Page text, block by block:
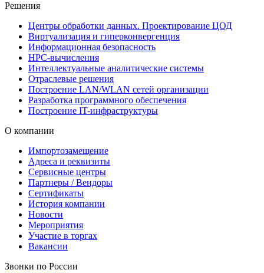
Решения
Центры обработки данных. Проектирование ЦОД
Виртуализация и гиперконвергенция
Информационная безопасность
HPC-вычисления
Интеллектуальные аналитические системы
Отраслевые решения
Построение LAN/WLAN сетей организации
Разработка программного обеспечения
Построение IT-инфраструктуры
О компании
Импортозамещение
Адреса и реквизиты
Сервисные центры
Партнеры / Вендоры
Сертификаты
История компании
Новости
Мероприятия
Участие в торгах
Вакансии
Звонки по России